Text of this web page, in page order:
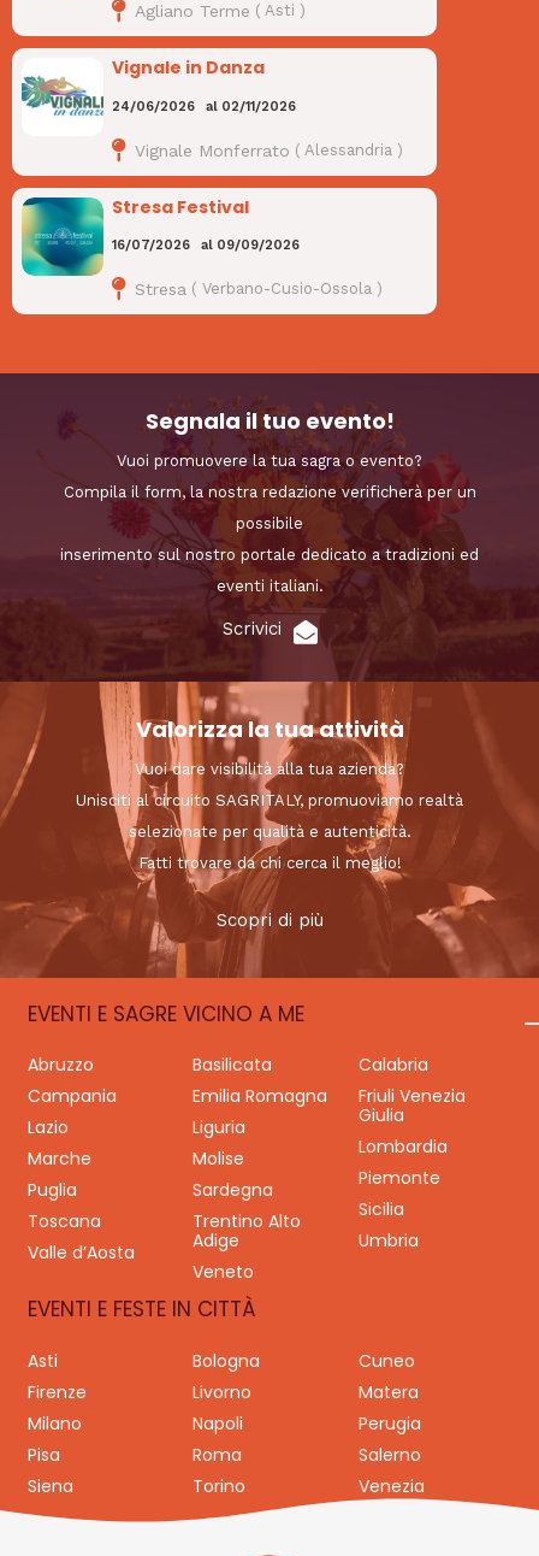
Agliano Terme ( Asti )
Vignale in Danza
24/06/2026 al 02/11/2026
Vignale Monferrato ( Alessandria )
Stresa Festival
16/07/2026 al 09/09/2026
Stresa ( Verbano-Cusio-Ossola)
Segnala il tuo evento!
Vuoi promuovere la tua sagra o evento?
Compila il form, la nostra redazione verificherà per un
possibile
inserimento sul nostro portale dedicato a tradizioni ed
eventi italiani.
Scrivici
Valorizza la tua attività
Vuoi dare visibilità alla tua azienda?
Unisciti al circuito SAGRITALY, promuoviamo realtà
selezionate per qualità e autenticità.
Fatti trovare da chi cerca il meglio!
Scopri di più
EVENTI E SAGRE VICINO A ME
Abruzzo Basilicata
Calabria
Campania
Emilia Romagna
Friuli Venezia
Giulia
Lazio
Liguria
Lombardia
Marche
Molise
Piemonte
Puglia
Sardegna
Sicilia
Toscana
Trentino Alto
Adige
Umbria
Valle d’Aosta
Veneto
EVENTI E FESTE IN CITTÀ
Asti Bologna
Cuneo
Firenze
Livorno
Matera
Milano
Napoli
Perugia
Pisa
Roma
Salerno
Siena
Torino Venezia